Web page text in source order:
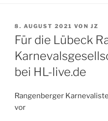
VERÖFFENTLICHT
AM
8. AUGUST 2021 VON JZ
Für die Lübeck
bei HL-live.de
Rangenberger
vor